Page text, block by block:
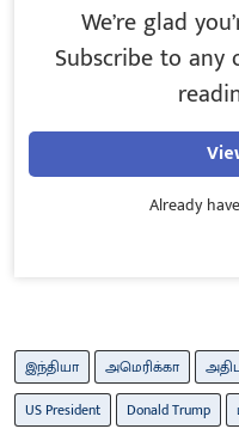
We’re glad
Subscribe to
Already
இந்தியா அமெரிக்கா
US President
Donald Trump